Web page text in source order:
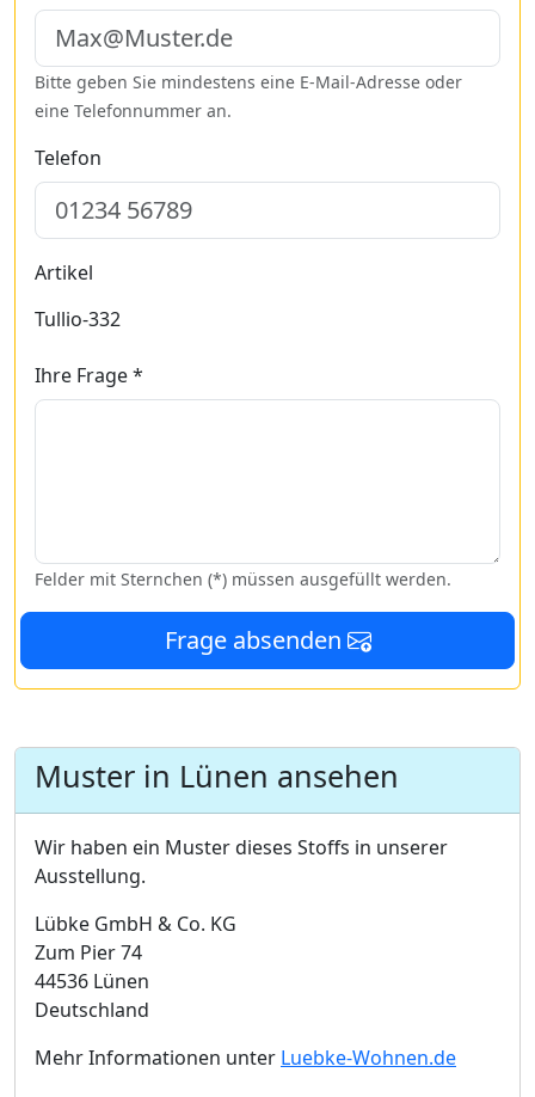
Bitte geben Sie mindestens eine E-Mail-Adresse oder
eine Telefonnummer an.
Telefon
Artikel
Tullio-332
Ihre Frage *
Felder mit Sternchen (*) müssen ausgefüllt werden.
Frage absenden
Muster in Lünen ansehen
Wir haben ein Muster dieses Stoffs in unserer
Ausstellung.
Lübke GmbH & Co. KG
Zum Pier 74
44536 Lünen
Deutschland
Mehr Informationen unter Luebke-Wohnen.de